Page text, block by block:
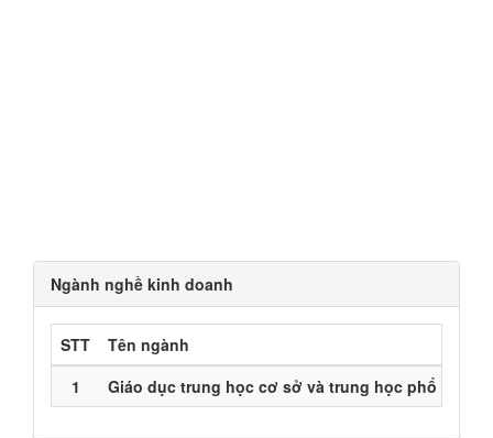
Ngành nghề kinh doanh
STT
Tên ngành
1
Giáo dục trung học cơ sở và trung học phổ thông